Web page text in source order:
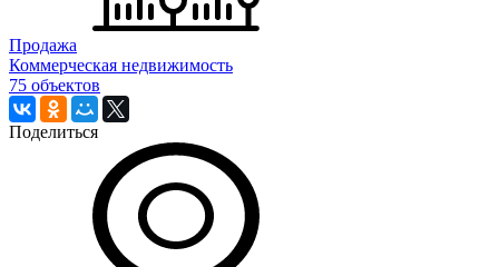
Продажа
Коммерческая недвижимость
75 объектов
Поделиться